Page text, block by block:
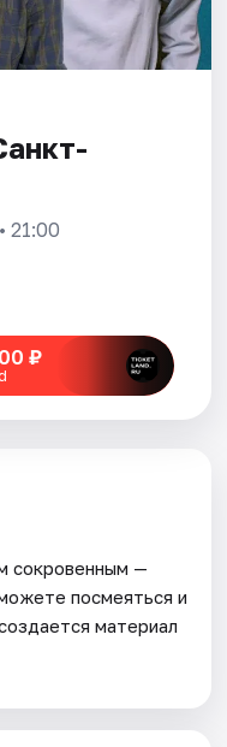
21:00
₽
сокровенным —
посмеяться и
материал